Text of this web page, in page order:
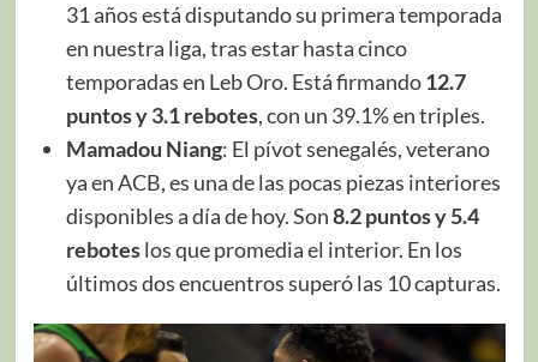
31 años está disputando su primera temporada
en nuestra liga, tras estar hasta cinco
temporadas en Leb Oro. Está firmando12.7
puntos y 3.1 rebotes, con un 39.1% en triples.
Mamadou Niang: El pívot senegalés, veterano
ya en ACB, es una de las pocas piezas interiores
disponibles a día de hoy. Son8.2 puntos y 5.4
reboteslos que promedia el interior. En los
últimos dos encuentros superó las 10 capturas.